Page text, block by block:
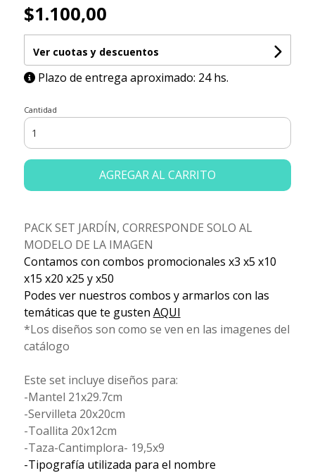
$1.100,00
Ver cuotas y descuentos
Plazo de entrega aproximado: 24 hs.
Cantidad
AGREGAR AL CARRITO
PACK SET JARDÍN, CORRESPONDE SOLO AL
MODELO DE LA IMAGEN
Contamos con combos promocionales x3 x5 x10
x15 x20 x25 y x50
Podes ver nuestros combos y armarlos con las
temáticas que te gusten AQUI
*Los diseños son como se ven en las imagenes del
catálogo
Este set incluye diseños para:
-Mantel 21x29.7cm
-Servilleta 20x20cm
-Toallita 20x12cm
-Taza-Cantimplora- 19,5x9
-Tipografía utilizada para el nombre